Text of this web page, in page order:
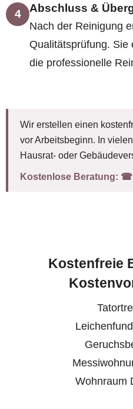
4 Abschluss &
Nach der Reinigung
Qualitätsprüfung. Sie
die professionelle
Wir erstellen einen
vor Arbeitsbeginn. In
Hausrat- oder
Kostenlose Beratung: ☎︎
Kostenfreie
Wohnraum